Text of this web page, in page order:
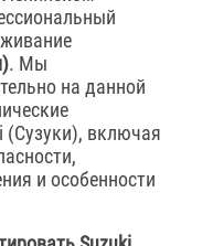
. Мы
на данной
(Сузуки), включая
и особенности